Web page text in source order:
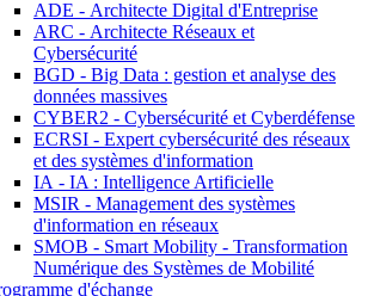
ADE - Architecte Digital d'Entreprise
ARC - Architecte Réseaux et
Cybersécurité
BGD - Big Data : gestion et analyse des
données massives
CYBER2 - Cybersécurité et Cyberdéfense
ECRSI - Expert cybersécurité des réseaux
et des systèmes d'information
IA - IA : Intelligence Artificielle
MSIR - Management des systèmes
d'information en réseaux
SMOB - Smart Mobility - Transformation
Numérique des Systèmes de Mobilité
d'échange